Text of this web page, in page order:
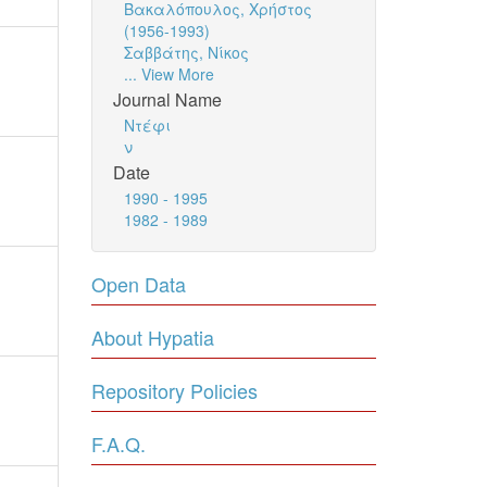
Βακαλόπουλος, Χρήστος
(1956-1993)
Σαββάτης, Νίκος
... View More
Journal Name
Ντέφι
ν
Date
1990 - 1995
1982 - 1989
Open Data
About Hypatia
Repository Policies
F.A.Q.